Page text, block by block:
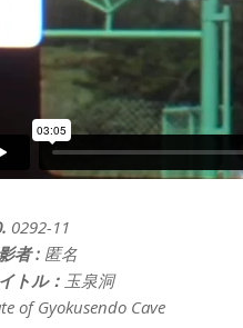
0292-11
者 : 匿名
トル： 玉泉洞
of Gyokusendo Cave